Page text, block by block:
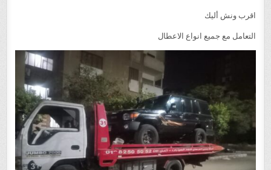
اقرب ونش أليك
التعامل مع جميع انواع الاعطال